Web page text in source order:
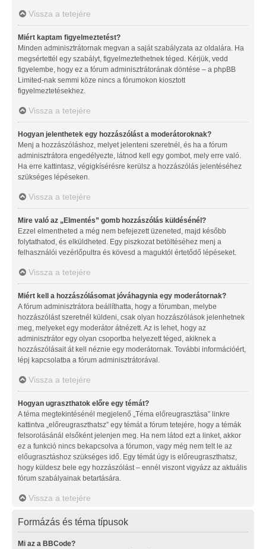
Vissza a tetejére
Miért kaptam figyelmeztetést?
Minden adminisztrátornak megvan a saját szabályzata az oldalára. Ha
megsértettél egy szabályt, figyelmeztethetnek téged. Kérjük, vedd
figyelembe, hogy ez a fórum adminisztrátorának döntése – a phpBB
Limited-nak semmi köze nincs a fórumokon kiosztott
figyelmeztetésekhez.
Vissza a tetejére
Hogyan jelenthetek egy hozzászólást a moderátoroknak?
Menj a hozzászóláshoz, melyet jelenteni szeretnél, és ha a fórum
adminisztrátora engedélyezte, látnod kell egy gombot, mely erre való.
Ha erre kattintasz, végigkísérésre kerülsz a hozzászólás jelentéséhez
szükséges lépéseken.
Vissza a tetejére
Mire való az „Elmentés” gomb hozzászólás küldésénél?
Ezzel elmentheted a még nem befejezett üzeneted, majd később
folytathatod, és elküldheted. Egy piszkozat betöltéséhez menj a
felhasználói vezérlőpultra és kövesd a maguktól értetődő lépéseket.
Vissza a tetejére
Miért kell a hozzászólásomat jóváhagynia egy moderátornak?
A fórum adminisztrátora beállíthatta, hogy a fórumban, melybe
hozzászólást szeretnél küldeni, csak olyan hozzászólások jelenhetnek
meg, melyeket egy moderátor átnézett. Az is lehet, hogy az
adminisztrátor egy olyan csoportba helyezett téged, akiknek a
hozzászólásait át kell néznie egy moderátornak. További információért,
lépj kapcsolatba a fórum adminisztrátorával.
Vissza a tetejére
Hogyan ugraszthatok előre egy témát?
A téma megtekintésénél megjelenő „Téma előreugrasztása” linkre
kattintva „előreugraszthatsz” egy témát a fórum tetejére, hogy a témák
felsorolásánál elsőként jelenjen meg. Ha nem látod ezt a linket, akkor
ez a funkció nincs bekapcsolva a fórumon, vagy még nem telt le az
előugrasztáshoz szükséges idő. Egy témát úgy is előreugraszthatsz,
hogy küldesz bele egy hozzászólást – ennél viszont vigyázz az aktuális
fórum szabályainak betartására.
Vissza a tetejére
Formázás és téma típusok
Mi az a BBCode?